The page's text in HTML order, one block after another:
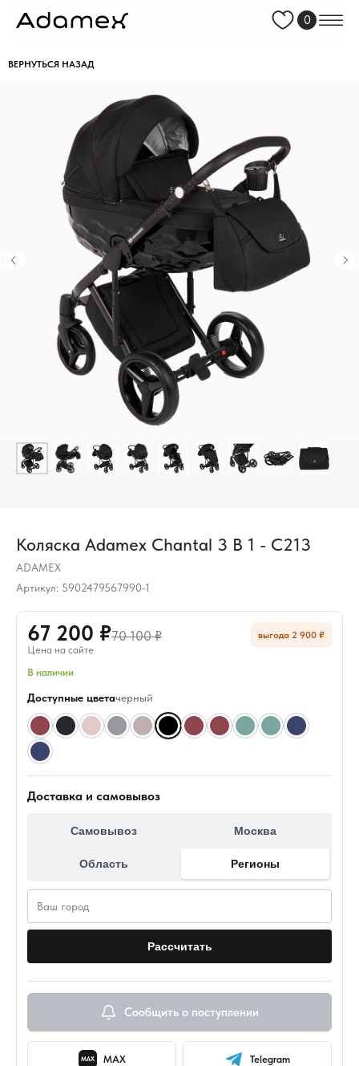
0
ВЕРНУТЬСЯ НАЗАД
Коляска Adamex Chantal 3 В 1 - C213
ADAMEX
Артикул: 5902479567990-1
67 200 ₽70 100 ₽
Цена на сайте
выгода 2 900 ₽
В наличии
Доступные цветачерный
Доставка и самовывоз
Самовывоз Москва
Область Регионы
Рассчитать
Сообщить о поступлении
MAX MAX Telegram